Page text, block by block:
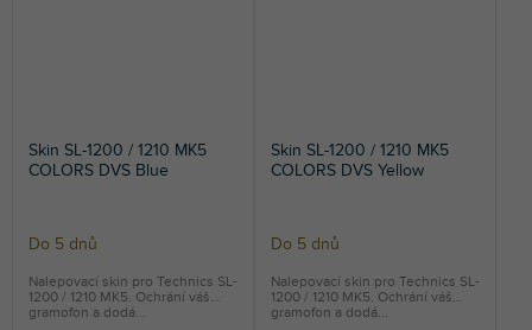
Skin SL-1200 / 1210 MK5
COLORS DVS Blue
Do 5 dnů
Nalepovací skin pro Technics SL-
1200 / 1210 MK5. Ochrání váš
gramofon a dodá...
Skin SL-1200 / 1210 MK5
COLORS DVS Yellow
Do 5 dnů
Nalepovací skin pro Technics SL-
1200 / 1210 MK5. Ochrání váš
gramofon a dodá...